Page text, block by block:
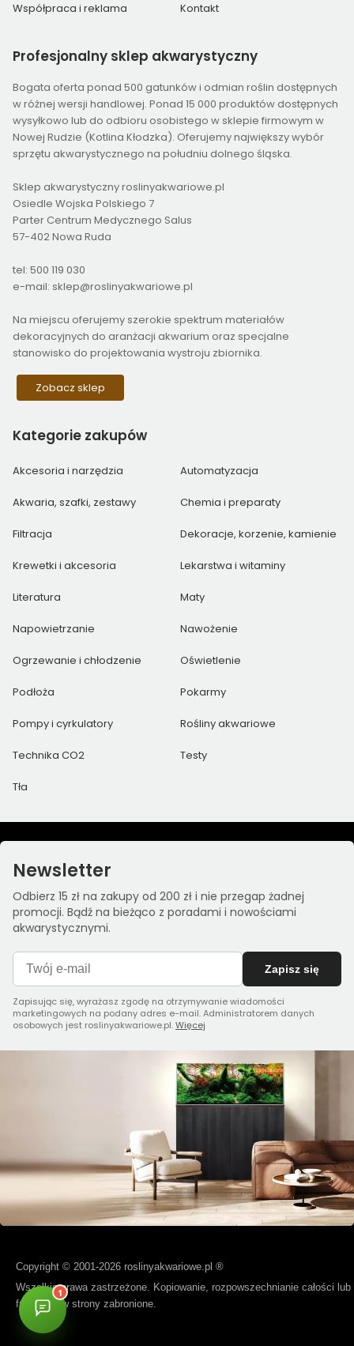
Współpraca i reklama Kontakt
Profesjonalny sklep akwarystyczny
Bogata oferta ponad 500 gatunków i odmian roślin dostępnych
w różnej wersji handlowej. Ponad 15 000 produktów dostępnych
wysyłkowo lub do odbioru osobistego w sklepie firmowym w
Nowej Rudzie (Kotlina Kłodzka). Oferujemy największy wybór
sprzętu akwarystycznego na południu dolnego śląska.
Sklep akwarystyczny roslinyakwariowe.pl
Osiedle Wojska Polskiego 7
Parter Centrum Medycznego Salus
57-402 Nowa Ruda
tel: 500 119 030
e-mail: sklep@roslinyakwariowe.pl
Na miejscu oferujemy szerokie spektrum materiałów
dekoracyjnych do aranżacji akwarium oraz specjalne
stanowisko do projektowania wystroju zbiornika.
Zobacz sklep
Kategorie zakupów
Akcesoria i narzędzia Automatyzacja
Akwaria, szafki, zestawy Chemia i preparaty
Filtracja Dekoracje, korzenie, kamienie
Krewetki i akcesoria Lekarstwa i witaminy
Literatura Maty
Napowietrzanie Nawożenie
Ogrzewanie i chłodzenie Oświetlenie
Podłoża Pokarmy
Pompy i cyrkulatory Rośliny akwariowe
Technika CO2 Testy
Tła
Newsletter
Odbierz 15 zł na zakupy od 200 zł i nie przegap żadnej
promocji. Bądź na bieżąco z poradami i nowościami
akwarystycznymi.
Zapisz się
Zapisując się, wyrażasz zgodę na otrzymywanie wiadomości
marketingowych na podany adres e-mail. Administratorem danych
osobowych jest roslinyakwariowe.pl.Więcej
Copyright © 2001-2026 roslinyakwariowe.pl ®
Wszelkie prawa zastrzeżone. Kopiowanie, rozpowszechnianie całości lub
fragmentów strony zabronione.